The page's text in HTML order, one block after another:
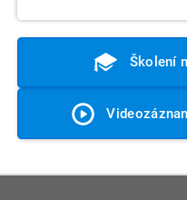
Školení